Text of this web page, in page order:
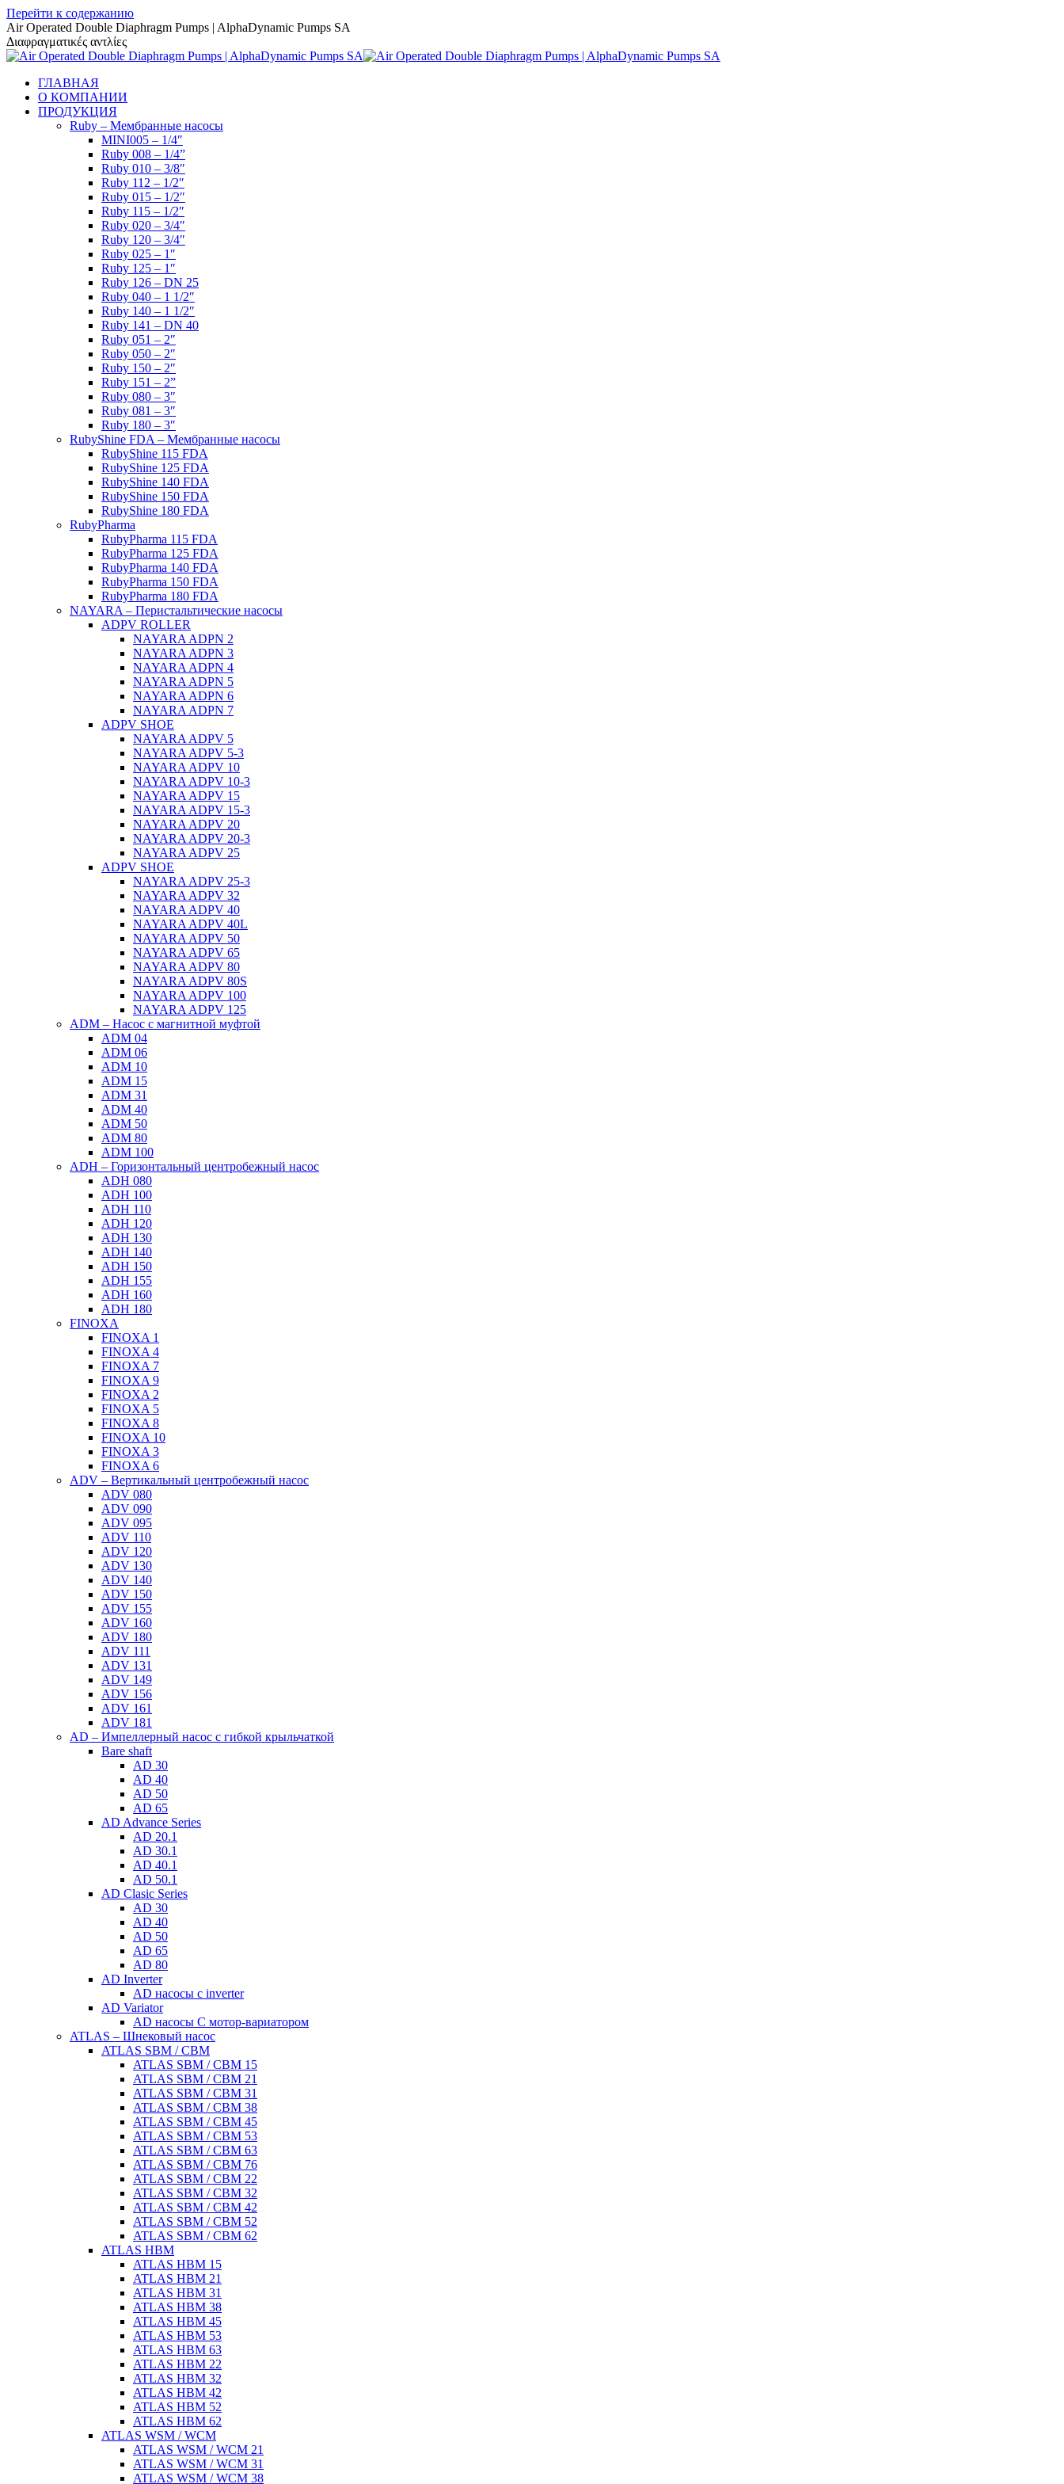
Перейти к содержанию
Air Operated Double Diaphragm Pumps | AlphaDynamic Pumps SA
Διαφραγματικές αντλίες
ГЛАВНАЯ
О КОМПАНИИ
ПРОДУКЦИЯ
Ruby – Мембранные насосы
MINI005 – 1/4″
Ruby 008 – 1/4”
Ruby 010 – 3/8″
Ruby 112 – 1/2″
Ruby 015 – 1/2″
Ruby 115 – 1/2″
Ruby 020 – 3/4″
Ruby 120 – 3/4″
Ruby 025 – 1″
Ruby 125 – 1″
Ruby 126 – DN 25
Ruby 040 – 1 1/2″
Ruby 140 – 1 1/2″
Ruby 141 – DN 40
Ruby 051 – 2″
Ruby 050 – 2″
Ruby 150 – 2″
Ruby 151 – 2”
Ruby 080 – 3″
Ruby 081 – 3″
Ruby 180 – 3″
RubyShine FDA – Мембранные насосы
RubyShine 115 FDA
RubyShine 125 FDA
RubyShine 140 FDA
RubyShine 150 FDA
RubyShine 180 FDA
RubyPharma
RubyPharma 115 FDA
RubyPharma 125 FDA
RubyPharma 140 FDA
RubyPharma 150 FDA
RubyPharma 180 FDA
NAYARA – Перистальтические насосы
ADPV ROLLER
NAYARA ADPN 2
NAYARA ADPN 3
NAYARA ADPN 4
NAYARA ADPN 5
NAYARA ADPN 6
NAYARA ADPN 7
ADPV SHOE
ΝAYARA ADPV 5
NAYARA ADPV 5-3
NAYARA ADPV 10
NAYARA ADPV 10-3
NAYARA ADPV 15
NAYARA ADPV 15-3
NAYARA ADPV 20
NAYARA ADPV 20-3
NAYARA ADPV 25
ADPV SHOE
NAYARA ADPV 25-3
NAYARA ADPV 32
NAYARA ADPV 40
NAYARA ADPV 40L
NAYARA ADPV 50
NAYARA ADPV 65
NAYARA ADPV 80
NAYARA ADPV 80S
NAYARA ADPV 100
NAYARA ADPV 125
ADM – Насос с магнитной муфтой
ADM 04
ADM 06
ADM 10
ADM 15
ADM 31
ADM 40
ADM 50
ADM 80
ADM 100
ADH – Горизонтальный центробежный насос
ADH 080
ADH 100
ADH 110
ADH 120
ADH 130
ADH 140
ADH 150
ADH 155
ADH 160
ADH 180
FINOXA
FINOXA 1
FINOXA 4
FINOXA 7
FINOXA 9
FINOXA 2
FINOXA 5
FINOXA 8
FINOXA 10
FINOXA 3
FINOXA 6
ADV – Вертикальный центробежный насос
ADV 080
ADV 090
ADV 095
ADV 110
ADV 120
ADV 130
ADV 140
ADV 150
ADV 155
ADV 160
ADV 180
ADV 111
ADV 131
ADV 149
ADV 156
ADV 161
ADV 181
AD – Импеллерный насос с гибкой крыльчаткой
Bare shaft
AD 30
AD 40
AD 50
AD 65
AD Advance Series
AD 20.1
AD 30.1
AD 40.1
AD 50.1
AD Clasic Series
AD 30
AD 40
AD 50
AD 65
AD 80
AD Inverter
AD насосы с inverter
AD Variator
AD насосы С мотор-вариатором
ATLAS – Шнековый насос
ATLAS SBM / CBM
ATLAS SBM / CBM 15
ATLAS SBM / CBM 21
ATLAS SBM / CBM 31
ATLAS SBM / CBM 38
ATLAS SBM / CBM 45
ATLAS SBM / CBM 53
ATLAS SBM / CBM 63
ATLAS SBM / CBM 76
ATLAS SBM / CBM 22
ATLAS SBM / CBM 32
ATLAS SBM / CBM 42
ATLAS SBM / CBM 52
ATLAS SBM / CBM 62
ATLAS HBM
ATLAS HBM 15
ATLAS HBM 21
ATLAS HBM 31
ATLAS HBM 38
ATLAS HBM 45
ATLAS HBM 53
ATLAS HBM 63
ATLAS HBM 22
ATLAS HBM 32
ATLAS HBM 42
ATLAS HBM 52
ATLAS HBM 62
ATLAS WSM / WCM
ATLAS WSM / WCM 21
ATLAS WSM / WCM 31
ATLAS WSM / WCM 38